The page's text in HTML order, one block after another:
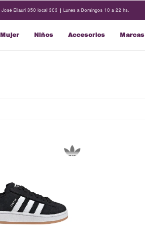
Mujer Niños Accesorios Marcas
José Ellauri 350 local 303 | Lunes a Domingos 10 a 22 hs.